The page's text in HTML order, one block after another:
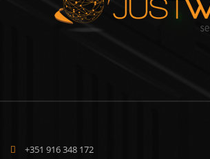
+351 916 348 172